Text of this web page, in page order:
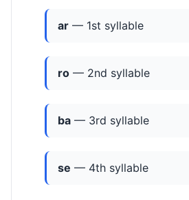
ar — 1st syllable
ro — 2nd syllable
ba — 3rd syllable
se — 4th syllable